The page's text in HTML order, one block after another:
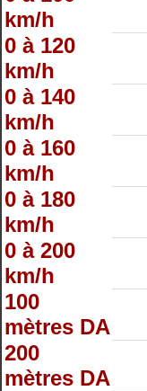
km/h
0 à 120
km/h
0 à 140
km/h
0 à 160
km/h
0 à 180
km/h
0 à 200
km/h
100
mètres DA
200
mètres DA